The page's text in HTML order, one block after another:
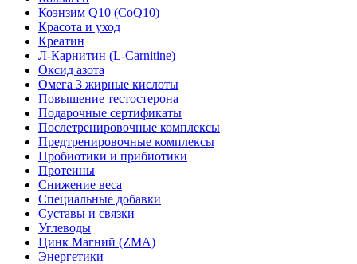
Коэнзим Q10 (CoQ10)
Красота и уход
Креатин
Л-Карнитин (L-Сarnitine)
Оксид азота
Омега 3 жирные кислоты
Повышение тестостерона
Подарочные сертификаты
Послетренировочные комплексы
Предтренировочные комплексы
Пробиотики и прибиотики
Протеины
Снижение веса
Специальные добавки
Суставы и связки
Углеводы
Цинк Магний (ZMA)
Энергетики